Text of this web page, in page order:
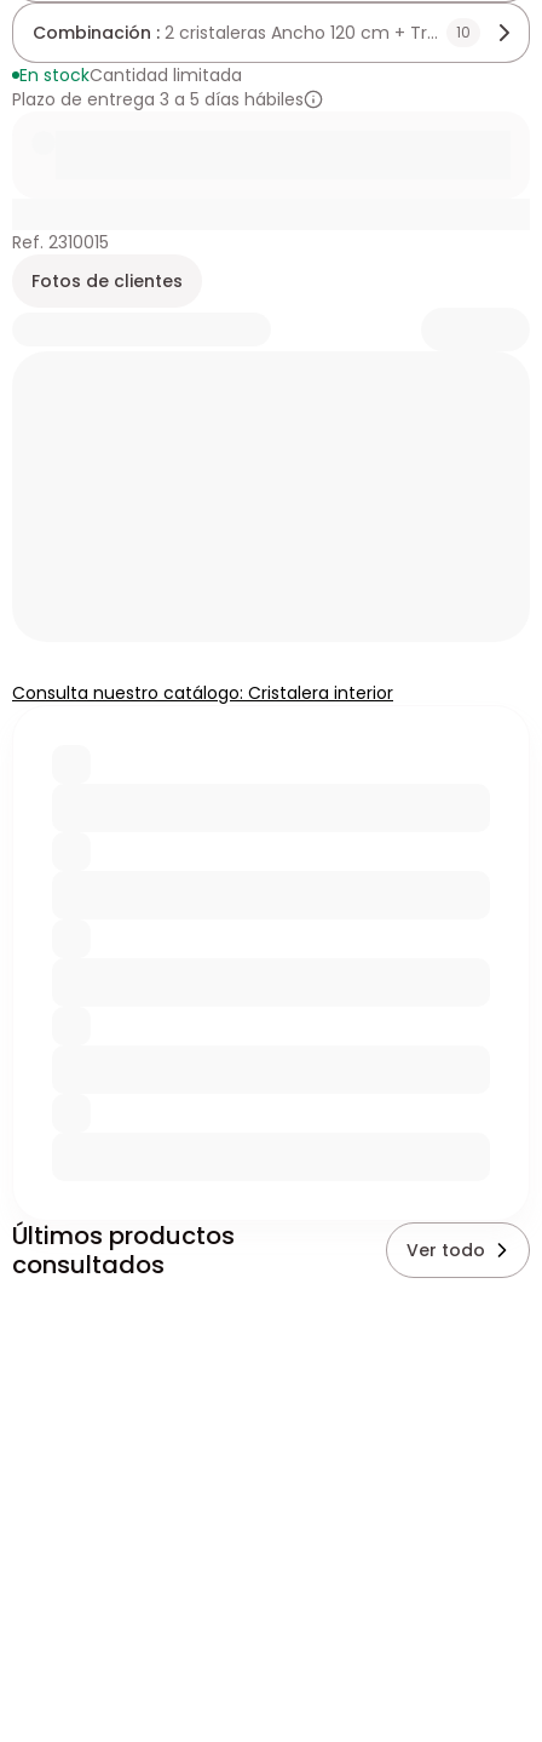
Combinación : 2 cristaleras Ancho 120 cm + Travesaño
10
En stockCantidad limitada
Plazo de entrega 3 a 5 días hábiles
Ref. 2310015
Fotos de clientes
Consulta nuestro catálogo: Cristalera interior
Últimos productos
consultados
Ver todo